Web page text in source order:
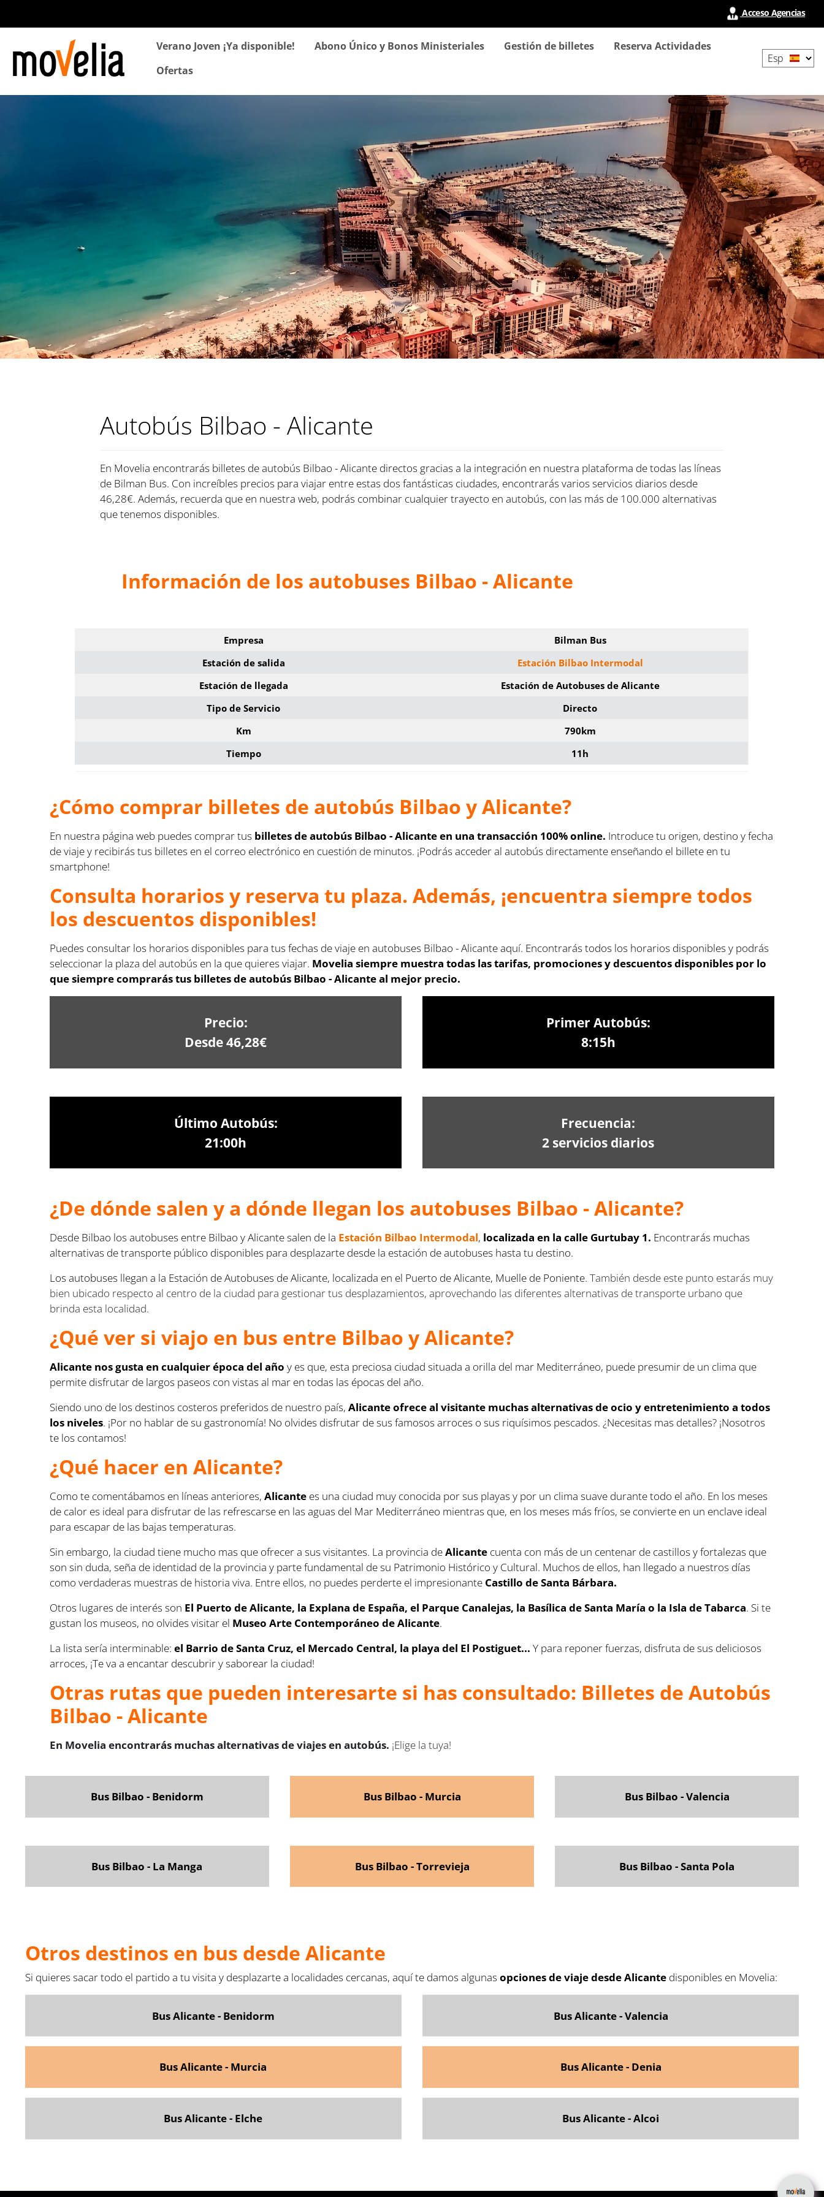
contenido
Acceso Agencias
Navegación
principal
Verano Joven ¡Ya disponible! Abono Único y Bonos Ministeriales Gestión de billetes
Reserva Actividades
Ofertas
your
Autobús Bilbao - Alicante
En Movelia encontrarás billetes de autobús Bilbao - Alicante directos gracias a la integración en nuestra plataforma de todas las líneas
de Bilman Bus. Con increíbles precios para viajar entre estas dos fantásticas ciudades, encontrarás varios servicios diarios desde
46,28€. Además, recuerda que en nuestra web, podrás combinar cualquier trayecto en autobús, con las más de 100.000 alternativas
que tenemos disponibles.
Información de los autobuses Bilbao - Alicante
Empresa
Bilman Bus
Estación de salida
Estación Bilbao Intermodal
Estación de llegada
Estación de Autobuses de Alicante
Tipo de Servicio
Directo
Km
790km
Tiempo
11h
¿Cómo comprar billetes de autobús Bilbao y Alicante?
En nuestra página web puedes comprar tus billetes de autobús Bilbao - Alicante en una transacción 100% online. Introduce tu origen, destino y fecha
de viaje y recibirás tus billetes en el correo electrónico en cuestión de minutos. ¡Podrás acceder al autobús directamente enseñando el billete en tu
smartphone!
Consulta horarios y reserva tu plaza. Además, ¡encuentra siempre todos
los descuentos disponibles!
Puedes consultar los horarios disponibles para tus fechas de viaje en autobuses Bilbao - Alicante aquí. Encontrarás todos los horarios disponibles y podrás
seleccionar la plaza del autobús en la que quieres viajar. Movelia siempre muestra todas las tarifas, promociones y descuentos disponibles por lo
que siempre comprarás tus billetes de autobús Bilbao - Alicante al mejor precio.
Precio:
Desde 46,28€
Primer Autobús:
8:15h
Último Autobús:
21:00h
Frecuencia:
2 servicios diarios
¿De dónde salen y a dónde llegan los autobuses Bilbao - Alicante?
Desde Bilbao los autobuses entre Bilbao y Alicante salen de la Estación Bilbao Intermodal, localizada en la calle Gurtubay 1. Encontrarás muchas
alternativas de transporte público disponibles para desplazarte desde la estación de autobuses hasta tu destino.
Los autobuses llegan a la Estación de Autobuses de Alicante, localizada en el Puerto de Alicante, Muelle de Poniente.También desde este punto estarás muy
bien ubicado respecto al centro de la ciudad para gestionar tus desplazamientos, aprovechando las diferentes alternativas de transporte urbano que
brinda esta localidad.
¿Qué ver si viajo en bus entre Bilbao y Alicante?
Alicante nos gusta en cualquier época del año y es que, esta preciosa ciudad situada a orilla del mar Mediterráneo, puede presumir de un clima que
permite disfrutar de largos paseos con vistas al mar en todas las épocas del año.
Siendo uno de los destinos costeros preferidos de nuestro país,Alicante ofrece al visitante muchas alternativas de ocio y entretenimiento a todos
los niveles. ¡Por no hablar de su gastronomía! No olvides disfrutar de sus famosos arroces o sus riquísimos pescados. ¿Necesitas mas detalles? ¡Nosotros
te los contamos!
¿Qué hacer en Alicante?
Como te comentábamos en líneas anteriores,Alicante es una ciudad muy conocida por sus playas y por un clima suave durante todo el año. En los meses
de calor es ideal para disfrutar de las refrescarse en las aguas del Mar Mediterráneo mientras que, en los meses más fríos, se convierte en un enclave ideal
para escapar de las bajas temperaturas.
Sin embargo, la ciudad tiene mucho mas que ofrecer a sus visitantes. La provincia deAlicante cuenta con más de un centenar de castillos y fortalezas que
son sin duda, seña de identidad de la provincia y parte fundamental de su Patrimonio Histórico y Cultural. Muchos de ellos, han llegado a nuestros días
como verdaderas muestras de historia viva. Entre ellos, no puedes perderte el impresionante Castillo de Santa Bárbara.
Otros lugares de interés son El Puerto de Alicante, la Explana de España, el Parque Canalejas, la Basílica de Santa María o la Isla de Tabarca. Si te
gustan los museos, no olvides visitar el Museo Arte Contemporáneo de Alicante.
La lista sería interminable:el Barrio de Santa Cruz, el Mercado Central, la playa del El Postiguet... Y para reponer fuerzas, disfruta de sus deliciosos
arroces, ¡Te va a encantar descubrir y saborear la ciudad!
Otras rutas que pueden interesarte si has consultado: Billetes de Autobús
Bilbao - Alicante
En Movelia encontrarás muchas alternativas de viajes en autobús. ¡Elige la tuya!
Bus Bilbao - Benidorm Bus Bilbao - Murcia Bus Bilbao - Valencia
Bus Bilbao - La Manga Bus Bilbao - Torrevieja Bus Bilbao - Santa Pola
Otros destinos en bus desde Alicante
Si quieres sacar todo el partido a tu visita y desplazarte a localidades cercanas, aquí te damos algunasopciones de viaje desde Alicantedisponibles en Movelia:
Bus Alicante - Benidorm
Bus Alicante - Murcia
Bus Alicante - Elche
Bus Alicante - Valencia
Bus Alicante - Denia
Bus Alicante - Alcoi